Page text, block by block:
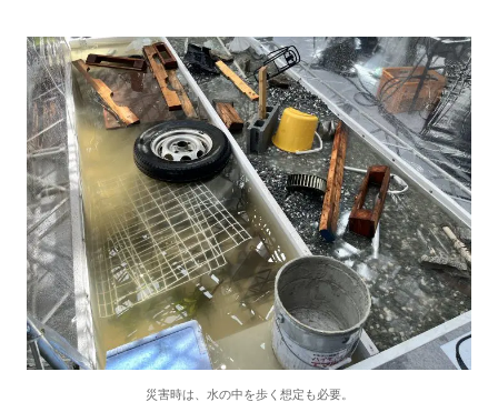
災害時は、水の中を歩く想定も必要。